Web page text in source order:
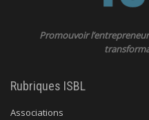
Promouvoir
Rubriques ISBL
Associations